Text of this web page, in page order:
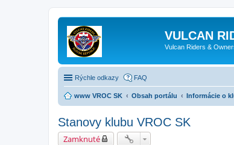
VULCAN
Vulcan Riders &
Rýchle odkazy FAQ
www VROC SK Obsah portálu Informácie o
Stanovy klubu VROC SK
Zamknuté